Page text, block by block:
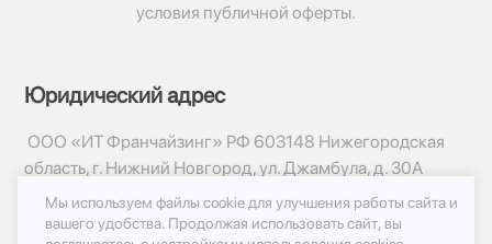
условия публичной оферты.
Юридический адрес
ООО «ИТ Франчайзинг» РФ 603148 Нижегородская
область, г. Нижний Новгород, ул. Джамбула, д. 30А
© 2017-2026г, База Цветов 24.ру
Политика конфиденциальности
Мы используем файлы cookie для улучшения работы сайта и
вашего удобства. Продолжая использовать сайт, вы